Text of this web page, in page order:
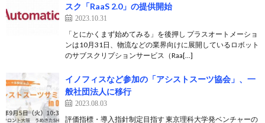
スク「RaaS 2.0」の提供開始
2023.10.31
「とにかくまず始めてみる」を後押し プラスオートメーショ
ンは10月31日、物流などの業界向けに展開しているロボット
のサブスクリプションサービス（Raa[…]
イノフィスなど参加の「アシストスーツ協会」、一
般社団法人に移行
2023.08.03
評価指標・導入指針制定目指す 東京理科大学発ベンチャーの